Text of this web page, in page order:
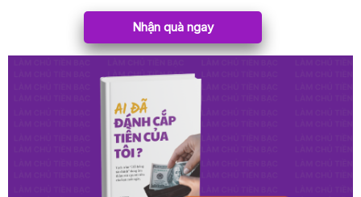
Nhận quà ngay
HOÀN THÀNH